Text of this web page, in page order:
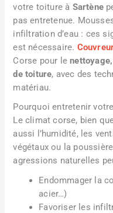
votre toiture à Sartène
pas entretenue.
infiltration d’eau : ces
est nécessaire.
Corse pour le
de toiture, avec des
matériau.
Pourquoi entretenir
Le climat corse, bien
aussi l’humidité, les
végétaux ou la
agressions naturelles
Endommager la
acier…)
Favoriser les